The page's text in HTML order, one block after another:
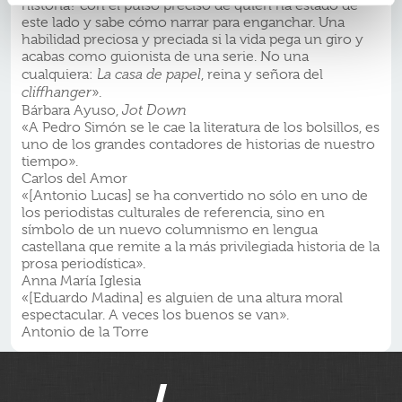
historia? con el pulso preciso de quien ha estado de
este lado y sabe cómo narrar para enganchar. Una
habilidad preciosa y preciada si la vida pega un giro y
acabas como guionista de una serie. No una
cualquiera: La casa de papel, reina y señora del
cliffhanger».
Bárbara Ayuso, Jot Down
«A Pedro Simón se le cae la literatura de los bolsillos, es
uno de los grandes contadores de historias de nuestro
tiempo».
Carlos del Amor
«[Antonio Lucas] se ha convertido no sólo en uno de
los periodistas culturales de referencia, sino en
símbolo de un nuevo columnismo en lengua
castellana que remite a la más privilegiada historia de la
prosa periodística».
Anna María Iglesia
«[Eduardo Madina] es alguien de una altura moral
espectacular. A veces los buenos se van».
Antonio de la Torre